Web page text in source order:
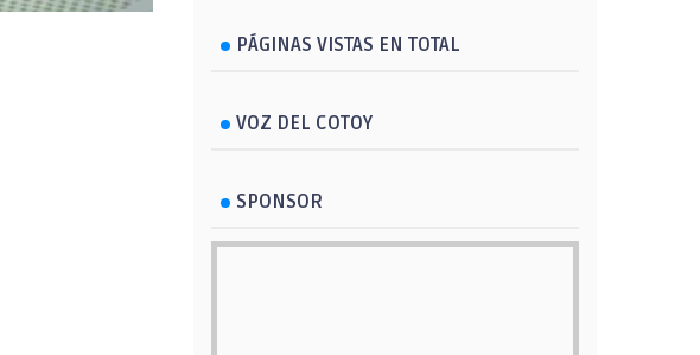
PÁGINAS VISTAS EN TOTAL
VOZ DEL COTOY
SPONSOR